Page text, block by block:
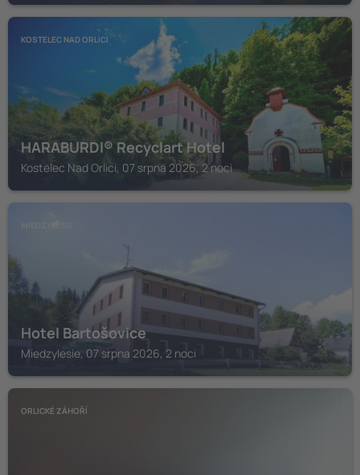
KOSTELEC NAD ORLICI
HARABURDI® Recyclart Hotel
Kostelec Nad Orlici, 07 srpna 2026, 2 noci
MIEDZYLESIE
Hotel Bartošovice
Miedzylesie, 07 srpna 2026, 2 noci
ORLICKÉ ZÁHOŘÍ